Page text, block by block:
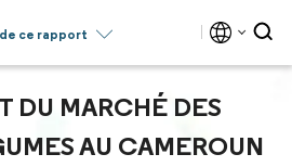
ce rapport
DU MARCHÉ DES
AU CAMEROUN